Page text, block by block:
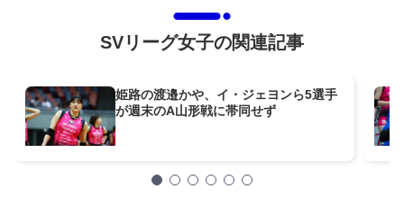
SVリーグ女子の関連記事
姫路の渡邉かや、イ・ジェヨンら5選手
が週末のA山形戦に帯同せず